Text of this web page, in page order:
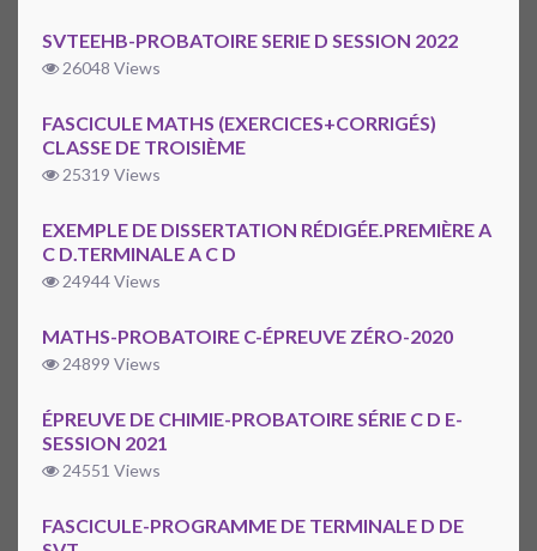
SVTEEHB-PROBATOIRE SERIE D SESSION 2022
26048 Views
FASCICULE MATHS (EXERCICES+CORRIGÉS)
CLASSE DE TROISIÈME
25319 Views
EXEMPLE DE DISSERTATION RÉDIGÉE.PREMIÈRE A
C D.TERMINALE A C D
24944 Views
MATHS-PROBATOIRE C-ÉPREUVE ZÉRO-2020
24899 Views
ÉPREUVE DE CHIMIE-PROBATOIRE SÉRIE C D E-
SESSION 2021
24551 Views
FASCICULE-PROGRAMME DE TERMINALE D DE